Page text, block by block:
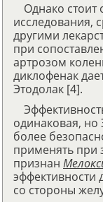
Однако стоит
исследования,
другими
при
артрозом
диклофенак
Этодолак [4].
одинаковая, но
более
применять при
признан
эффективности
со стороны